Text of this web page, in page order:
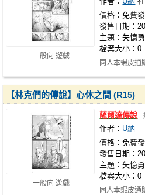
一般向 遊戲
價格：免費
發售日期：
主題：失憶
檔案大小：0
同人本蝦皮通
一般向 遊戲
【林克們的傳說】心休之間 (R15)
薩爾達傳說
作者： U納
價格：免費
發售日期：
主題：失憶
檔案大小：0
同人本蝦皮通